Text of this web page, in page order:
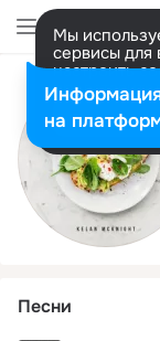
Мы
сервисы для
настроить
Разрешить
Песни
на